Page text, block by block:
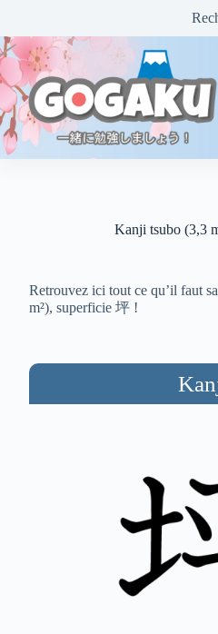
Kanji tsubo (3,3
Retrouvez ici tout ce qu’il faut
m²), superficie 坪 !